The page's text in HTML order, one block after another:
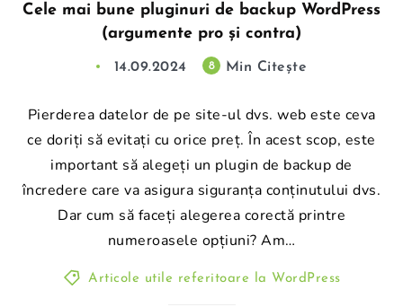
Cele mai bune pluginuri de backup WordPress
(argumente pro și contra)
14.09.2024 8 Min Citește
Pierderea datelor de pe site-ul dvs. web este ceva
ce doriți să evitați cu orice preț. În acest scop, este
important să alegeți un plugin de backup de
încredere care va asigura siguranța conținutului dvs.
Dar cum să faceți alegerea corectă printre
numeroasele opțiuni? Am…
Articole utile referitoare la WordPress